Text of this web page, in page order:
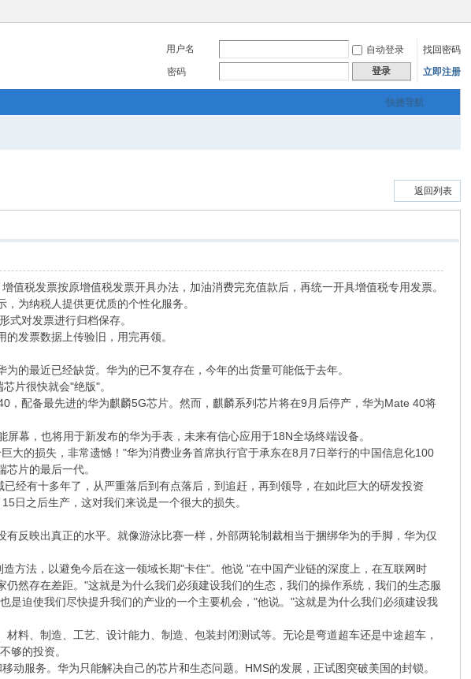
用户名 自动登录
找回密码
密码
登录 立即注册
快捷导航
返回列表
税发票按原增值税发票开具办法，加油消费完充值款后，再统一开具增值税专用发票。
为纳税人提供更优质的个性化服务。
式对发票进行归档保存。
发票数据上传验旧，用完再领。
的最近已经缺货。华为的已不复存在，今年的出货量可能低于去年。
片很快就会"绝版"。
配备最先进的华为麒麟5G芯片。然而，麒麟系列芯片将在9月后停产，华为Mate 40将
幕，也将用于新发布的华为手表，未来有信心应用于18N全场终端设备。
大的损失，非常遗憾！"华为消费业务首席执行官于承东在8月7日举行的中国信息化100
片的最后一代。
经有十多年了，从严重落后到有点落后，到追赶，再到领导，在如此巨大的研发投资
日之后生产，这对我们来说是一个很大的损失。
反映出真正的水平。就像游泳比赛一样，外部两轮制裁相当于捆绑华为的手脚，华为仅
方法，以避免今后在这一领域长期"卡住"。他说 "在中国产业链的深度上，在互联网时
然存在差距。"这就是为什么我们必须建设我们的生态，我们的操作系统，我们的生态服
迫使我们尽快提升我们的产业的一个主要机会，"他说。"这就是为什么我们必须建设我
料、制造、工艺、设计能力、制造、包装封闭测试等。无论是弯道超车还是中途超车，
够的投资。
服务。华为只能解决自己的芯片和生态问题。HMS的发展，正试图突破美国的封锁。